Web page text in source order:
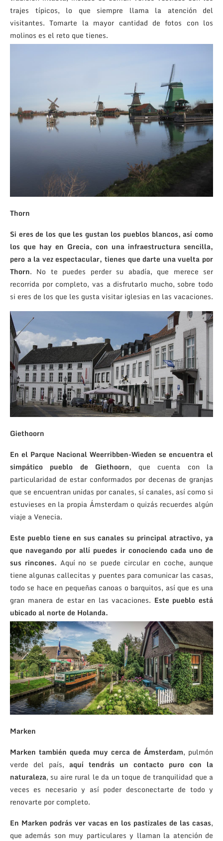
trajes típicos, lo que siempre llama la atención del
visitantes. Tomarte la mayor cantidad de fotos con los
molinos es el reto que tienes.
Thorn
Si eres de los que les gustan los pueblos blancos, así como
los que hay en Grecia, con una infraestructura sencilla,
pero a la vez espectacular, tienes que darte una vuelta por
Thorn. No te puedes perder su abadía, que merece ser
recorrida por completo, vas a disfrutarlo mucho, sobre todo
si eres de los que les gusta visitar iglesias en las vacaciones.
Giethoorn
En el Parque Nacional Weerribben-Wieden se encuentra el
simpático pueblo de Giethoorn, que cuenta con la
particularidad de estar conformados por decenas de granjas
que se encuentran unidas por canales, sí canales, así como si
estuvieses en la propia Ámsterdam o quizás recuerdes algún
viaje a Venecia.
Este pueblo tiene en sus canales su principal atractivo, ya
que navegando por allí puedes ir conociendo cada uno de
sus rincones. Aquí no se puede circular en coche, aunque
tiene algunas callecitas y puentes para comunicar las casas,
todo se hace en pequeñas canoas o barquitos, así que es una
gran manera de estar en las vacaciones. Este pueblo está
ubicado al norte de Holanda.
Marken
Marken también queda muy cerca de Ámsterdam, pulmón
verde del país, aquí tendrás un contacto puro con la
naturaleza, su aire rural le da un toque de tranquilidad que a
veces es necesario y así poder desconectarte de todo y
renovarte por completo.
En Marken podrás ver vacas en los pastizales de las casas,
que además son muy particulares y llaman la atención de